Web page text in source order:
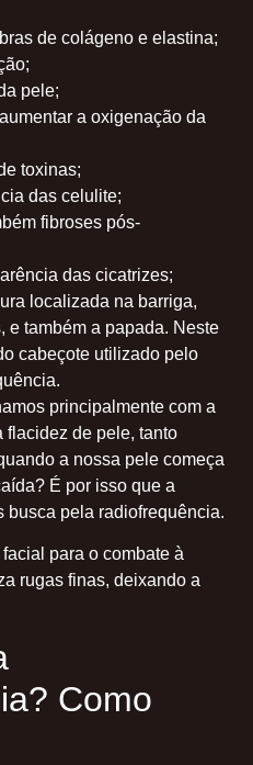
de colágeno e elastina;
pele;
a oxigenação da
toxinas;
das celulite;
fibroses pós-
das cicatrizes;
localizada na barriga,
e também a papada. Neste
cabeçote utilizado pelo
principalmente com a
flacidez de pele, tanto
a nossa pele começa
É por isso que a
busca pela radiofrequência.
para o combate à
rugas finas, deixando a
Como